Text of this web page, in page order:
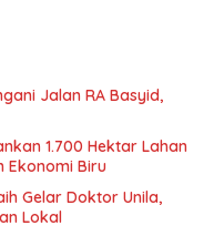
Jalan RA Basyid,
1.700 Hektar Lahan
Ekonomi Biru
Gelar Doktor Unila,
Lokal